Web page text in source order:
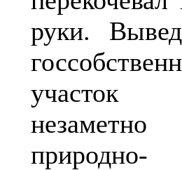
руки.
участок
природно-